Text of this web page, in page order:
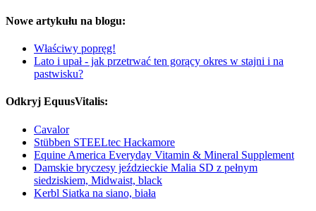
Nowe artykułu na blogu:
Właściwy popręg!
Lato i upał - jak przetrwać ten gorący okres w stajni i na
pastwisku?
Odkryj EquusVitalis:
Cavalor
Stübben STEELtec Hackamore
Equine America Everyday Vitamin & Mineral Supplement
Damskie bryczesy jeździeckie Malia SD z pełnym
siedziskiem, Midwaist, black
Kerbl Siatka na siano, biała